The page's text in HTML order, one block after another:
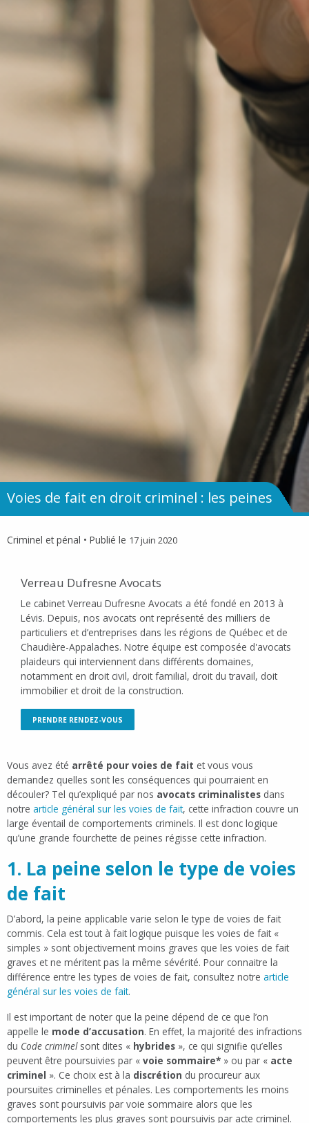
Voies de fait en droit criminel : les peines
Criminel et pénal • Publié le 17 juin 2020
Verreau Dufresne Avocats
Le cabinet Verreau Dufresne Avocats a été fondé en 2013 à
Lévis. Depuis, nos avocats ont représenté des milliers de
particuliers et d’entreprises dans les régions de Québec et de
Chaudière-Appalaches. Notre équipe est composée d'avocats
plaideurs qui interviennent dans différents domaines,
notamment en droit civil, droit familial, droit du travail, doit
immobilier et droit de la construction.
PRENDRE RENDEZ-VOUS
Vous avez été arrêté pour voies de fait et vous vous
demandez quelles sont les conséquences qui pourraient en
découler? Tel qu’expliqué par nos avocats criminalistes dans
notre article général sur les voies de fait, cette infraction couvre un
large éventail de comportements criminels. Il est donc logique
qu’une grande fourchette de peines régisse cette infraction.
1. La peine selon le type de voies
de fait
D’abord, la peine applicable varie selon le type de voies de fait
commis. Cela est tout à fait logique puisque les voies de fait «
simples » sont objectivement moins graves que les voies de fait
graves et ne méritent pas la même sévérité. Pour connaitre la
différence entre les types de voies de fait, consultez notre article
général sur les voies de fait.
Il est important de noter que la peine dépend de ce que l’on
appelle le mode d’accusation. En effet, la majorité des infractions
du Code criminelsont dites « hybrides », ce qui signifie qu’elles
peuvent être poursuivies par « voie sommaire* » ou par « acte
criminel ». Ce choix est à la discrétion du procureur aux
poursuites criminelles et pénales. Les comportements les moins
graves sont poursuivis par voie sommaire alors que les
comportements les plus graves sont poursuivis par acte criminel.